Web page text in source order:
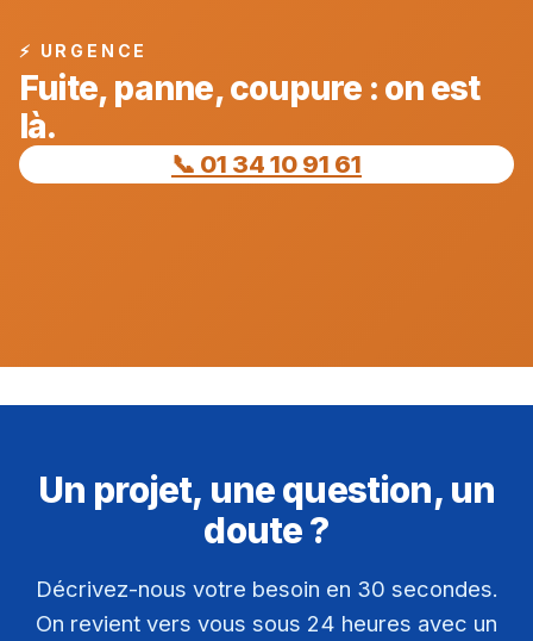
⚡ URGENCE
Fuite, panne, coupure : on est
là.
📞 01 34 10 91 61
Un projet, une question, un
doute ?
Décrivez-nous votre besoin en 30 secondes.
On revient vers vous sous 24 heures avec un